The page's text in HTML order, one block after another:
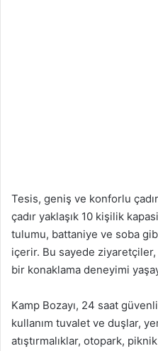
Tesis, geniş ve konforlu
çadır yaklaşık 10 kişilik
tulumu, battaniye ve soba
içerir. Bu sayede
bir konaklama deneyimi
Kamp Bozayı, 24 saat
kullanım tuvalet ve duşlar,
atıştırmalıklar, otopark,